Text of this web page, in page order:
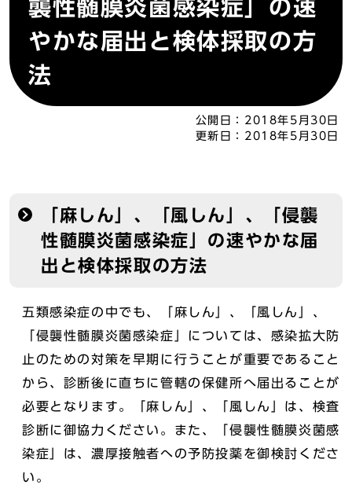
襲性髄膜炎菌感染症」の速
やかな届出と検体採取の方
法
公開日： 2018年5月30日
更新日： 2018年5月30日
「麻しん」、「風しん」、「侵襲
性髄膜炎菌感染症」の速やかな届
出と検体採取の方法
五類感染症の中でも、「麻しん」、「風しん」、
「侵襲性髄膜炎菌感染症」については、感染拡大防
止のための対策を早期に行うことが重要であること
から、診断後に直ちに管轄の保健所へ届出ることが
必要となります。「麻しん」、「風しん」は、検査
診断に御協力ください。また、「侵襲性髄膜炎菌感
染症」は、濃厚接触者への予防投薬を御検討くださ
い。